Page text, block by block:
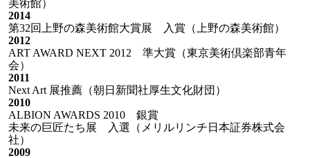
美術館）
2014
第32回上野の森美術館大賞展 入賞（上野の森美術館）
2012
ART AWARD NEXT 2012 準大賞（東京美術倶楽部青年
会）
2011
Next Art 展推薦（朝日新聞社厚生文化財団）
2010
ALBION AWARDS 2010 銀賞
未来の巨匠たち展 入選（メリルリンチ日本証券株式会
社）
2009